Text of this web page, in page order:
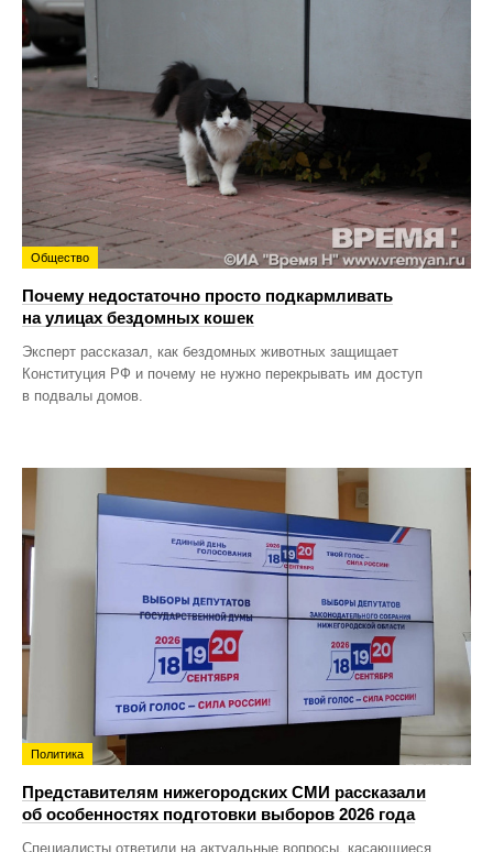
Общество
Почему недостаточно просто подкармливать
на улицах бездомных кошек
Эксперт рассказал, как бездомных животных защищает
Конституция РФ и почему не нужно перекрывать им доступ
в подвалы домов.
Политика
Представителям нижегородских СМИ рассказали
об особенностях подготовки выборов 2026 года
Специалисты ответили на актуальные вопросы, касающиеся